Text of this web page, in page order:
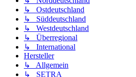
↳ Ostdeutschland
↳ Süddeutschland
↳ Westdeutschland
↳ Überregional
↳ International
Hersteller
↳ Allgemein
↳ SETRA